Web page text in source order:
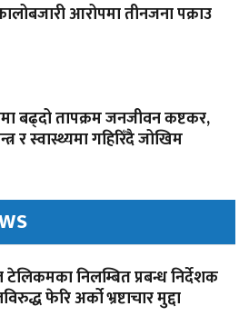
आरोपमा तीनजना पक्राउ
बढ्दो तापक्रम जनजीवन कष्टकर,
र स्वास्थ्यमा गहिरिँदै जोखिम
निलम्बित प्रबन्ध निर्देशक
फेरि अर्को भ्रष्टाचार मुद्दा